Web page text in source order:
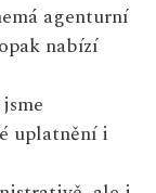
agenturní
nabízí
uplatnění i